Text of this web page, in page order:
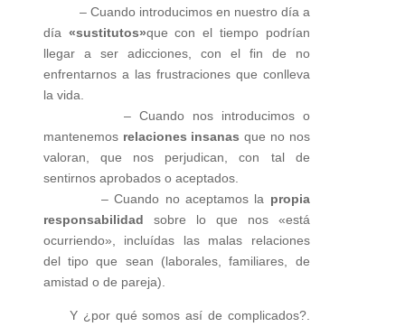
– Cuando introducimos en nuestro día a
día «sustitutos»que con el tiempo podrían
llegar a ser adicciones, con el fin de no
enfrentarnos a las frustraciones que conlleva
la vida.
– Cuando nos introducimos o
mantenemosrelaciones insanasque no nos
valoran, que nos perjudican, con tal de
sentirnos aprobados o aceptados.
– Cuando no aceptamos la propia
responsabilidad sobre lo que nos «está
ocurriendo», incluídas las malas relaciones
del tipo que sean (laborales, familiares, de
amistad o de pareja).
Y ¿por qué somos así de complicados?.